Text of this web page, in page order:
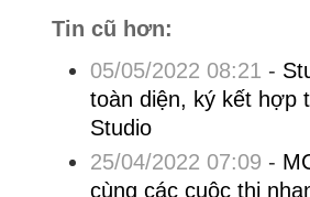
Tin cũ hơn:
05/05/2022 08:21 -
toàn diện, ký kết hợp
Studio
25/04/2022 07:09 -
cùng các cuộc thi